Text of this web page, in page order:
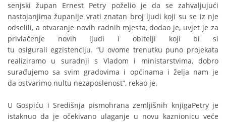
senjski župan Ernest Petry poželio je da se zahvaljujući
nastojanjima županije vrati znatan broj ljudi koji su se iz nje
odselili, a otvaranje novih radnih mjesta, dodao je, uvjet je za
privlačenje novih ljudi i obitelji koji bi si
tu osigurali egzistenciju. “U ovome trenutku puno projekata
realiziramo u suradnji s Vladom i ministarstvima, dobro
surađujemo sa svim gradovima i općinama i želja nam je
da ostvarimo nultu nezaposlenost”, rekao je.
U Gospiću i Središnja pismohrana zemljišnih knjigaPetry je
istaknuo da je očekivano ulaganje u novu kaznionicu veće